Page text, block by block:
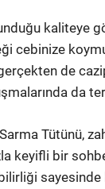
kaliteye
cebinize
de
da
Tütünü,
keyifli bir
sayesinde